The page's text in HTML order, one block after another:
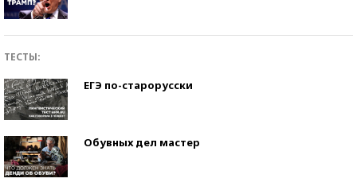
ТЕСТЫ:
ЕГЭ по-старорусски
Обувных дел мастер